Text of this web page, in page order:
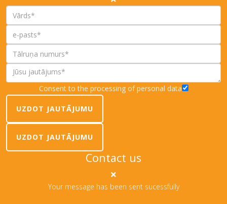
Consent to the processing of personal data
UZDOT JAUTĀJUMU
UZDOT JAUTĀJUMU
Contact us
Your message has been sent sucessfully